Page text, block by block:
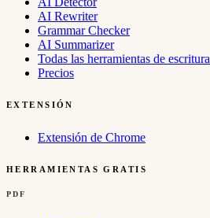
AI Rewriter
Grammar Checker
AI Summarizer
Todas las herramientas de escritura
Precios
EXTENSIÓN
Extensión de Chrome
HERRAMIENTAS GRATIS
PDF